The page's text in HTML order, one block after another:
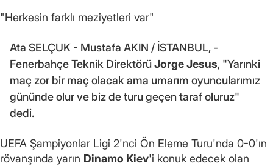
"Herkesin farklı meziyetleri var"
Ata SELÇUK - Mustafa AKIN / İSTANBUL, -
Fenerbahçe Teknik DirektörüJorge Jesus, "Yarınki
maç zor bir maç olacak ama umarım oyuncularımız
gününde olur ve biz de turu geçen taraf oluruz"
dedi.
UEFA Şampiyonlar Ligi 2'nci Ön Eleme Turu'nda 0-0'ın
rövanşında yarın Dinamo Kiev'i konuk edecek olan